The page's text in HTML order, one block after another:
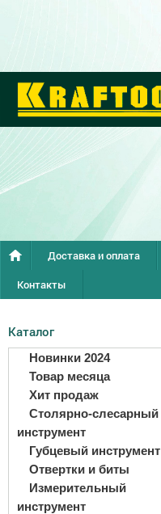
Доставка и оплата
Контакты
Каталог
Новинки 2024
Товар месяца
Хит продаж
Столярно-слесарный
инструмент
Губцевый инструмент
Отвертки и биты
Измерительный
инструмент